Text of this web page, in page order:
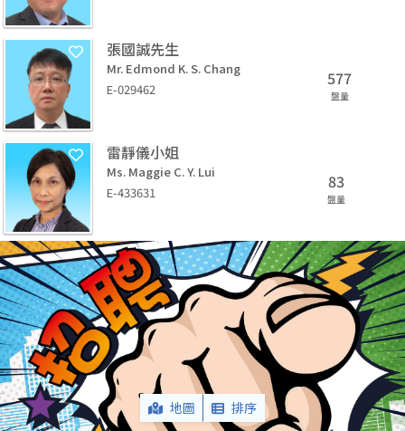
張國誠先生
Mr. Edmond K. S. Chang
E-029462
577
盤量
雷靜儀小姐
Ms. Maggie C. Y. Lui
E-433631
83
盤量
地圖 排序